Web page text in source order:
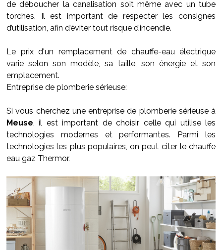
de déboucher la canalisation soit même avec un tube
torches. Il est important de respecter les consignes
d’utilisation, afin d’éviter tout risque d’incendie.
Le prix d'un remplacement de chauffe-eau électrique
varie selon son modèle, sa taille, son énergie et son
emplacement.
Entreprise de plomberie sérieuse:
Si vous cherchez une entreprise de plomberie sérieuse à
Meuse, il est important de choisir celle qui utilise les
technologies modernes et performantes. Parmi les
technologies les plus populaires, on peut citer le chauffe
eau gaz Thermor.